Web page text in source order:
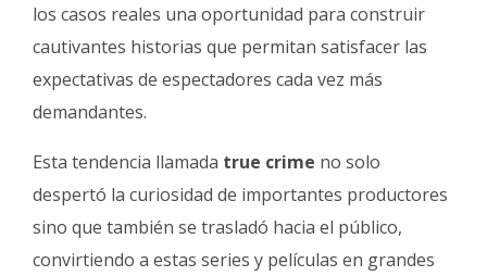
los casos reales una oportunidad para construir
cautivantes historias que permitan satisfacer las
expectativas de espectadores cada vez más
demandantes.
Esta tendencia llamada true crime no solo
despertó la curiosidad de importantes productores
sino que también se trasladó hacia el público,
convirtiendo a estas series y películas en grandes